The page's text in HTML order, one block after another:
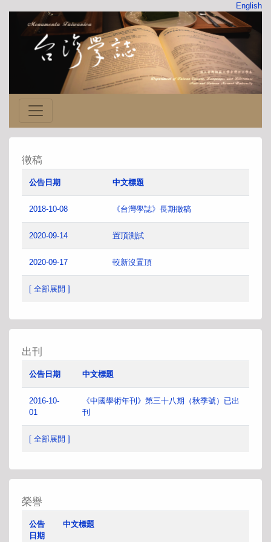
English
徵稿
公告日期 中文標題
2018-10-08 《台灣學誌》長期徵稿
2020-09-14 置頂測試
2020-09-17 較新沒置頂
[ 全部展開 ]
出刊
公告日期 中文標題
2016-10-
01
《中國學術年刊》第三十八期（秋季號）已出
刊
[ 全部展開 ]
榮譽
公告
日期
中文標題